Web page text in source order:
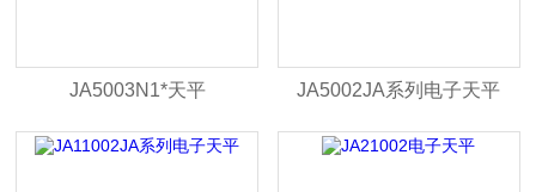
JA5003N1*天平 JA5002JA系列电子天平